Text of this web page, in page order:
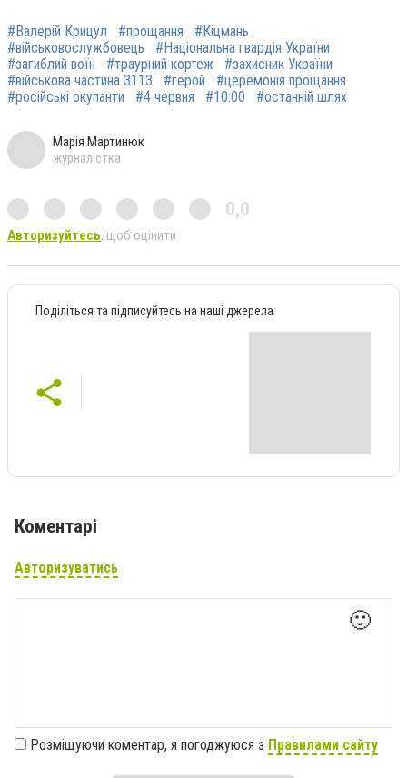
#Валерій Крицул #прощання
#Кіцмань
#військовослужбовець
#Національна гвардія України
#загиблий воїн
#траурний кортеж
#захисник України
#військова частина 3113
#герой
#церемонія прощання
#російські окупанти
#4 червня #10:00 #останній шлях
Марія Мартинюк
журналістка
0,0
Авторизуйтесь, щоб оцінити
Поділіться та підписуйтесь на наші джерела
Коментарі
Авторизуватись
🙂
Розміщуючи коментар, я погоджуюся з Правилами сайту